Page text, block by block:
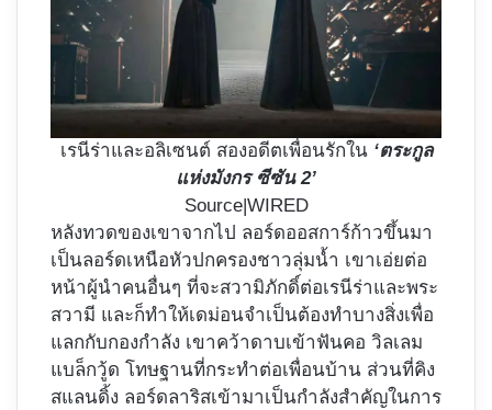
เรนีร่าและอลิเซนต์ สองอดีตเพื่อนรักใน ‘ตระกูล
แห่งมังกร ซีซัน 2’
Source|WIRED
หลังทวดของเขาจากไป ลอร์ดออสการ์ก้าวขึ้นมา
เป็นลอร์ดเหนือหัวปกครองชาวลุ่มน้ำ เขาเอ่ยต่อ
หน้าผู้นำคนอื่นๆ ที่จะสวามิภักดิ์ต่อเรนีร่าและพระ
สวามี และก็ทำให้เดม่อนจำเป็นต้องทำบางสิ่งเพื่อ
แลกกับกองกำลัง เขาคว้าดาบเข้าฟันคอ วิลเลม
แบล็กวู้ด โทษฐานที่กระทำต่อเพื่อนบ้าน ส่วนที่คิง
สแลนดิ้ง ลอร์ดลาริสเข้ามาเป็นกำลังสำคัญในการ